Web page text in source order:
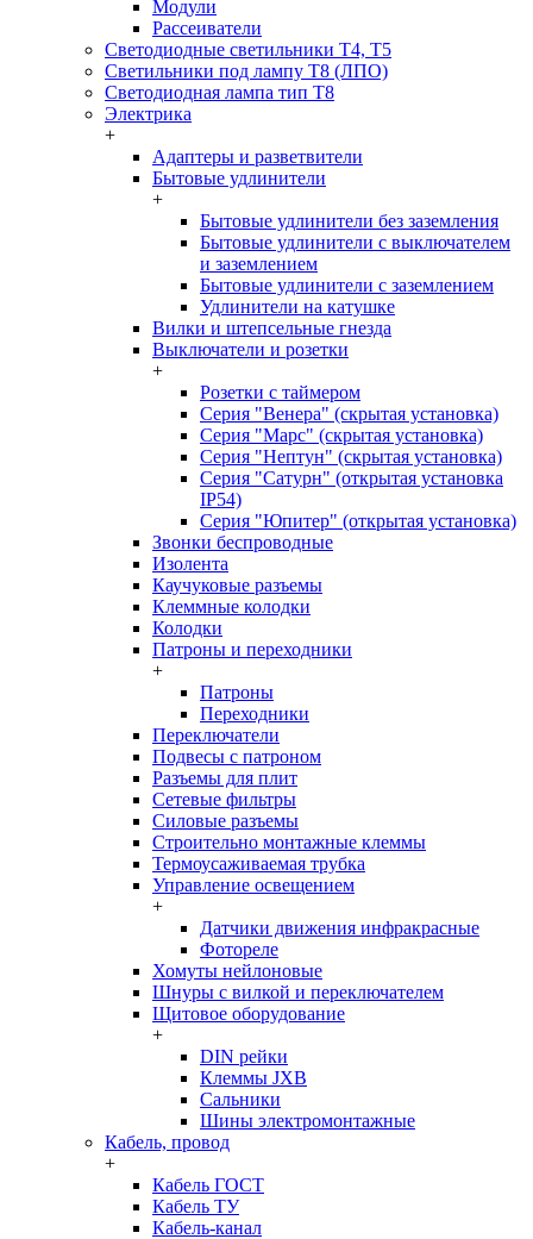
Модули
Рассеиватели
Светодиодные светильники T4, T5
Светильники под лампу Т8 (ЛПО)
Светодиодная лампа тип T8
Электрика
+
Адаптеры и разветвители
Бытовые удлинители
+
Бытовые удлинители без заземления
Бытовые удлинители с выключателем
и заземлением
Бытовые удлинители с заземлением
Удлинители на катушке
Вилки и штепсельные гнезда
Выключатели и розетки
+
Розетки с таймером
Серия "Венера" (скрытая установка)
Серия "Марс" (скрытая установка)
Серия "Нептун" (скрытая установка)
Серия "Сатурн" (открытая установка
IP54)
Серия "Юпитер" (открытая установка)
Звонки беспроводные
Изолента
Каучуковые разъемы
Клеммные колодки
Колодки
Патроны и переходники
+
Патроны
Переходники
Переключатели
Подвесы с патроном
Разъемы для плит
Сетевые фильтры
Силовые разъемы
Строительно монтажные клеммы
Термоусаживаемая трубка
Управление освещением
+
Датчики движения инфракрасные
Фотореле
Хомуты нейлоновые
Шнуры с вилкой и переключателем
Щитовое оборудование
+
DIN рейки
Клеммы JXB
Сальники
Шины электромонтажные
Кабель, провод
+
Кабель ГОСТ
Кабель ТУ
Кабель-канал